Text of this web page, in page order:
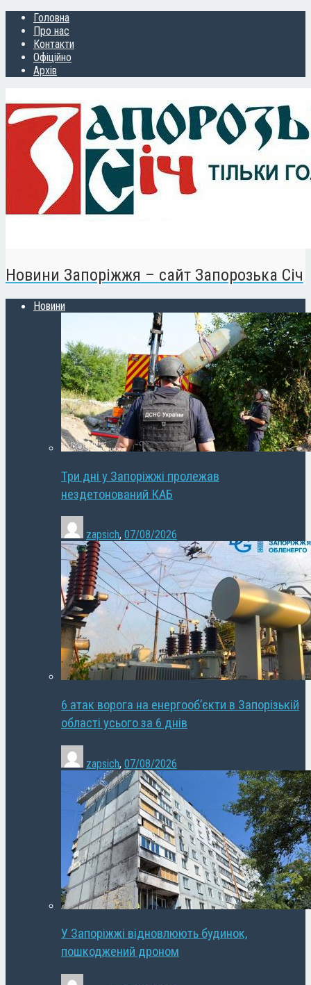
Головна
Про нас
Контакти
Офіційно
Архів
Новини Запоріжжя – сайт Запорозька Січ
Новини
Три дні у Запоріжжі пролежав
нездетонований КАБ
zapsich, 07/08/2026
6 атак ворога на енергооб’єкти в Запорізькій
області усього за 6 днів
zapsich, 07/08/2026
У Запоріжжі відновлюють будинок,
пошкоджений дроном